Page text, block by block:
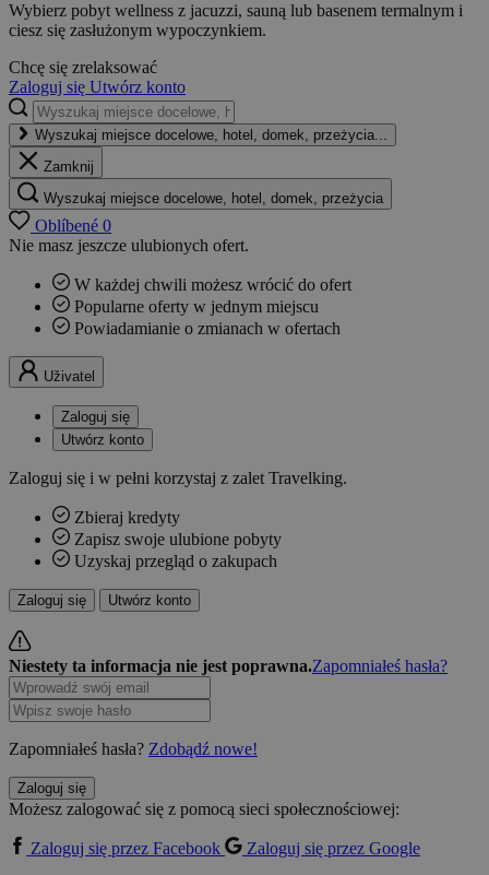
Wybierz pobyt wellness z jacuzzi, sauną lub basenem termalnym i
ciesz się zasłużonym wypoczynkiem.
Chcę się zrelaksować
Zaloguj się Utwórz konto
Wyszukaj miejsce docelowe, hotel, domek, przeżycia...
Zamknij
Wyszukaj miejsce docelowe, hotel, domek, przeżycia
Oblíbené 0
Nie masz jeszcze ulubionych ofert.
W każdej chwili możesz wrócić do ofert
Popularne oferty w jednym miejscu
Powiadamianie o zmianach w ofertach
Uživatel
Zaloguj się
Utwórz konto
Zaloguj się i w pełni korzystaj z zalet Travelking.
Zbieraj kredyty
Zapisz swoje ulubione pobyty
Uzyskaj przegląd o zakupach
Zaloguj się Utwórz konto
Niestety ta informacja nie jest poprawna.Zapomniałeś hasła?
Zapomniałeś hasła? Zdobądź nowe!
Zaloguj się
Możesz zalogować się z pomocą sieci społecznościowej:
Zaloguj się przez Facebook
Zaloguj się przez Google